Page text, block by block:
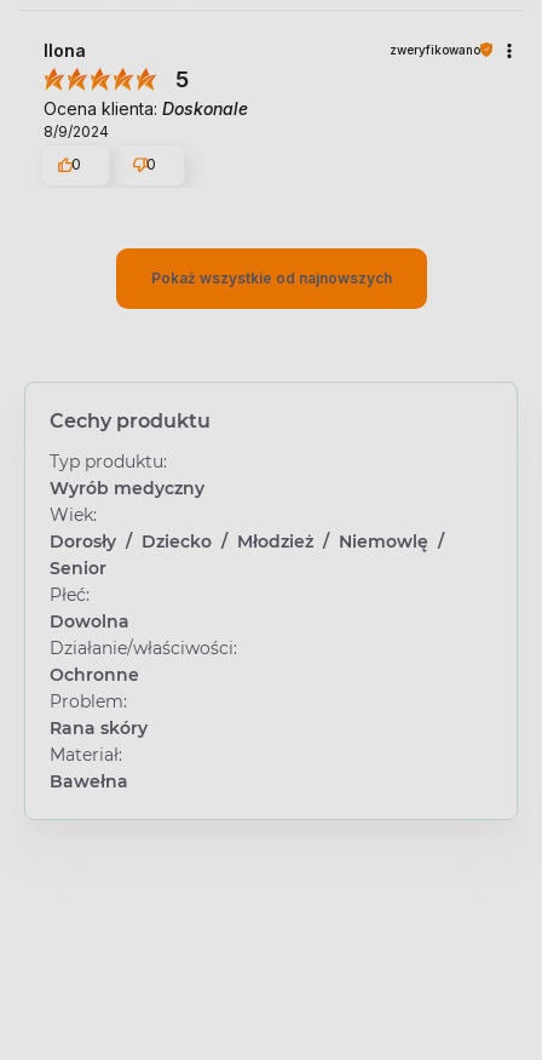
Ilona zweryfikowano
5
Ocena klienta: Doskonale
8/9/2024
0
0
Pokaż wszystkie od najnowszych
Cechy produktu
Typ produktu:
Wyrób medyczny
Wiek:
Dorosły / Dziecko / Młodzież / Niemowlę /
Senior
Płeć:
Dowolna
Działanie/właściwości:
Ochronne
Problem:
Rana skóry
Materiał:
Bawełna